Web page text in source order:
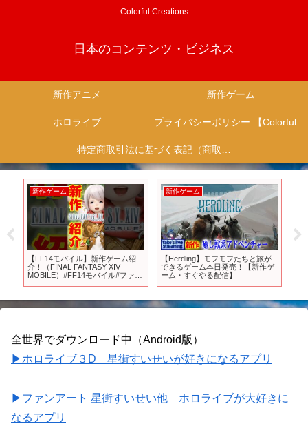
Colorful Creations
日本のコンテンツ・ビジネス
新作アニメ 新作ゲーム
ホロライブ プライバシーポリシー 【Colorful Creation】
特定商取引法に基づく表記（商取引に関する開示）
】モフモフたちと旅が
るゲーム本日発売！【新作ゲ
・すぐやる配信】
新作ゲーム
【オラドラ】原作愛A（超スゴ
イ）の新作ジョジョゲー！これが
オラオラシミュレーションバト
【2023年春ア
新作も登場す
全世界でダウンロード中（Android版）
▶ホロライブ３D 星街すいせいが好きになるアプリ
▶ファンアート 星街すいせい他 ホロライブが大好きに
なるアプリ